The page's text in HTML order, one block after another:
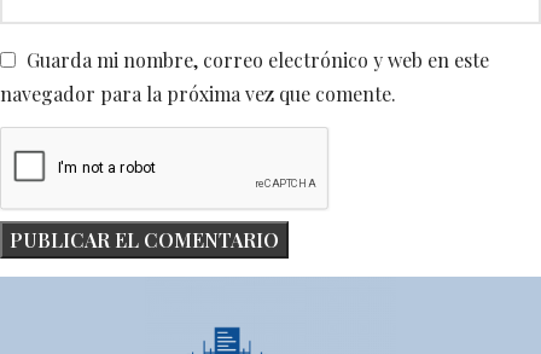
Guarda mi nombre, correo electrónico y web en este
navegador para la próxima vez que comente.